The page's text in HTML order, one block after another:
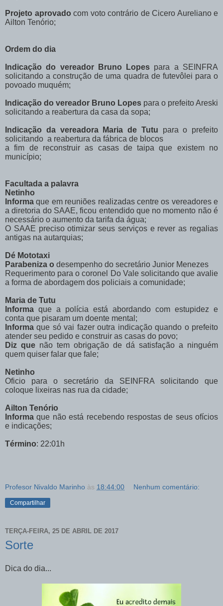
Projeto aprovado com voto contrário de Cicero Aureliano e
Ailton Tenório;
Ordem do dia
Indicação do vereador Bruno Lopes para a SEINFRA
solicitando a construção de uma quadra de futevôlei para o
povoado muquém;
Indicação do vereador Bruno Lopes para o prefeito Areski
solicitando a reabertura da casa da sopa;
Indicação da vereadora Maria de Tutu para o prefeito
solicitando a reabertura da fábrica de blocos
a fim de reconstruir as casas de taipa que existem no
município;
Facultada a palavra
Netinho
Informaque em reuniões realizadas centre os vereadores e
a diretoria do SAAE, ficou entendido que no momento não é
necessário o aumento da tarifa da água;
O SAAE preciso otimizar seus serviços e rever as regalias
antigas na autarquias;
Dé Mototaxi
Parabeniza o desempenho do secretário Junior Menezes
Requerimento para o coronel Do Vale solicitando que avalie
a forma de abordagem dos policiais a comunidade;
Maria de Tutu
Informa que a polícia está abordando com estupidez e
conta que pisaram um doente mental;
Informa que só vai fazer outra indicação quando o prefeito
atender seu pedido e construir as casas do povo;
Diz que não tem obrigação de dá satisfação a ninguém
quem quiser falar que fale;
Netinho
Oficio para o secretário da SEINFRA solicitando que
coloque lixeiras nas rua da cidade;
Ailton Tenório
Informaque não está recebendo respostas de seus ofícios
e indicações;
Término: 22:01h
Profesor Nivaldo Marinho às 18:44:00 Nenhum comentário:
Compartilhar
TERÇA-FEIRA, 25 DE ABRIL DE 2017
Sorte
Dica do dia...